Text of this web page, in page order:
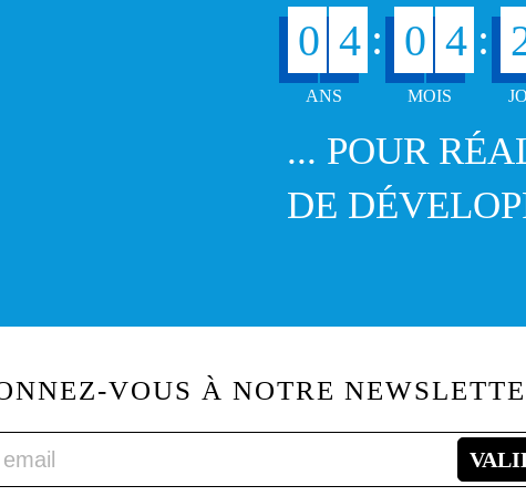
0 4 : 0 4 :
... POUR
DE
VOUS À NOTRE